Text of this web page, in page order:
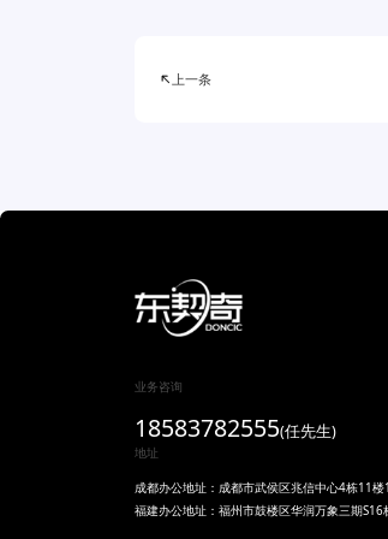
上一条
业务咨询
18583782555(任先生)
地址
成都办公地址：成都市武侯区兆信中心4栋11
福建办公地址：福州市鼓楼区华润万象三期S16